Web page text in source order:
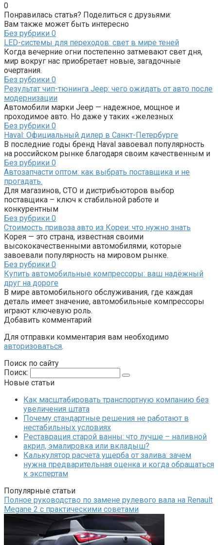
0
Понравилась статья? Поделиться с друзьями:
Вам также может быть интересно
Без рубрики 0
LED-системы для переходов: свет в мире теней
Когда вечерние огни постепенно затмевают свет дня,
мир вокруг нас приобретает новые, загадочные
очертания.
Без рубрики 0
Результат чип-тюнинга Jeep: чего ожидать от авто после
модернизации
Автомобили марки Jeep — надежное, мощное и
проходимое авто. Но даже у таких «железных
Без рубрики 0
Haval: Официальный дилер в Санкт-Петербурге
В последние годы бренд Haval завоевал популярность
на российском рынке благодаря своим качественным и
Без рубрики 0
Автозапчасти оптом: как выбрать поставщика и не
прогадать.
Для магазинов, СТО и дистрибьюторов выбор
поставщика – ключ к стабильной работе и
конкурентным
Без рубрики 0
Стоимость привоза авто из Кореи: что нужно знать
Корея — это страна, известная своими
высококачественными автомобилями, которые
завоевали популярность на мировом рынке.
Без рубрики 0
Купить автомобильные компрессоры: ваш надёжный
друг на дороге
В мире автомобильного обслуживания, где каждая
деталь имеет значение, автомобильные компрессоры
играют ключевую роль.
Добавить комментарий
Для отправки комментария вам необходимо
авторизоваться.
Поиск по сайту
Поиск:
Новые статьи
Как масштабировать транспортную компанию без
увеличения штата
Почему стандартные решения не работают в
нестабильных условиях
Реставрация старой ванны: что лучше – наливной
акрил, эмалировка или вкладыш?
Калькулятор расчета ущерба от залива: зачем
нужна предварительная оценка и когда обращаться
к экспертам
Популярные статьи
Полное руководство по замене рулевого вала на Renault
Megane 2 с практическими советами